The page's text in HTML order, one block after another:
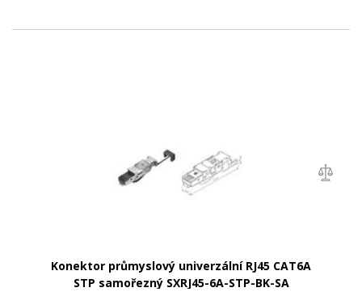
Konektor průmyslový univerzální RJ45 CAT6A
STP samořezný SXRJ45-6A-STP-BK-SA